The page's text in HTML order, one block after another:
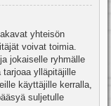
yhteisön
voivat toimia.
jokaiselle ryhmälle
ylläpitäjille
käyttäjille kerralla,
suljetulle